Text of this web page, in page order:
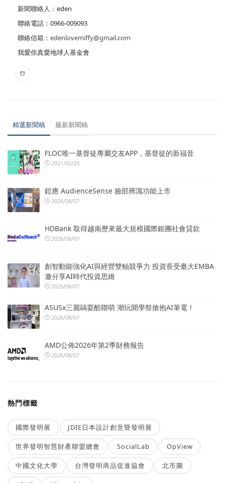
新聞聯絡人：eden
聯絡電話：0966-009093
聯絡信箱： edenlovemiffy@gmail.com
我愛你真愛地球人基金會
精選新聞稿 最新新聞稿
FLOC唯一基督徒專屬交友APP，基督徒的新福音
2021/03/29
鎧應 AudienceSense 臉部辨識功能上市
2026/08/07
HDBank 取得越南歷來最大規模國際銀團社會貸款
2026/08/07
創智動能強化AI與經營雙軸競爭力 投資長受臺大EMBA
邀分享AI時代投資思維
2026/08/07
ASUSx三麗鷗耍酷聯萌 潮玩開學祭搶抱AI筆電！
2026/08/07
AMD公佈2026年第2季財務報告
2026/08/07
熱門標籤
國際發明展 JDIE日本設計創意暨發明展
世界發明智慧財產聯盟總會 SocialLab OpView
中國文化大學 台灣發明商品促進協會 北市圖